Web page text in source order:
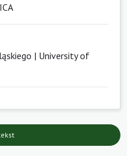
| University of